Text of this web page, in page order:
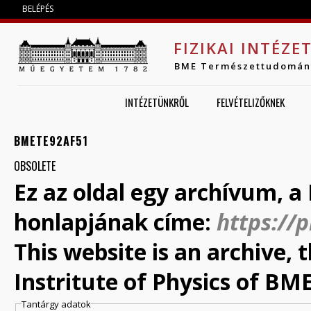
BELÉPÉS
FIZIKAI
BME
INTÉZETÜNKRŐL FELVÉTELIZŐKNEK
BMETE92AF51
OBSOLETE
Ez az oldal egy archívum,
honlapjának címe: https://
This website is an archive,
Instritute of Physics of
Tantárgy adatok